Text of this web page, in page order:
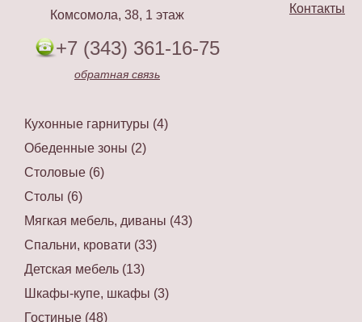
Контакты
Комсомола, 38, 1 этаж
+7 (343) 361-16-75
обратная связь
Кухонные гарнитуры (4)
Обеденные зоны (2)
Столовые (6)
Столы (6)
Мягкая мебель, диваны (43)
Спальни, кровати (33)
Детская мебель (13)
Шкафы-купе, шкафы (3)
Гостиные (48)